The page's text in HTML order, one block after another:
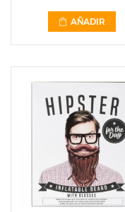
AÑADIR